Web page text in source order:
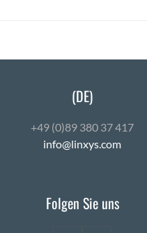
(DE)
+49 (0)89 380 37 417
info@linxys.com
Folgen Sie uns